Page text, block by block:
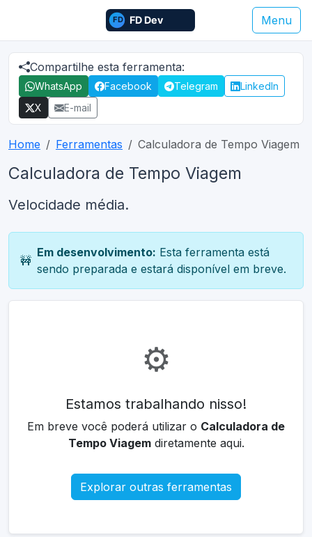
Menu
Compartilhe esta ferramenta:
WhatsApp Facebook Telegram
LinkedIn
X
E-mail
Home Ferramentas Calculadora de Tempo Viagem
Calculadora de Tempo Viagem
Velocidade média.
🚧
Em desenvolvimento: Esta ferramenta está
sendo preparada e estará disponível em breve.
⚙️
Estamos trabalhando nisso!
Em breve você poderá utilizar o Calculadora de
Tempo Viagemdiretamente aqui.
Explorar outras ferramentas